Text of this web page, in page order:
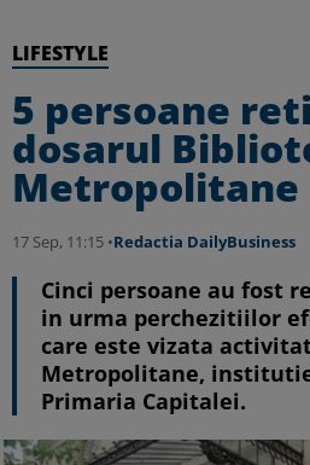
LIFESTYLE
5 persoane
dosarul
Metropolitane
17 Sep, 11:15 •Redactia DailyBusiness
Cinci persoane au fost
in urma perchezitiilor
care este vizata
Metropolitane,
Primaria Capitalei.